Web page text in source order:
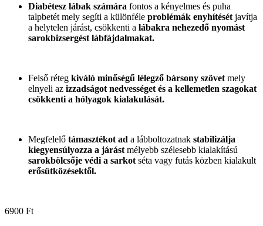
Diabétesz lábak számára fontos a kényelmes és puha
talpbetét mely segíti a különféle problémák enyhítését javítja
a helytelen járást, csökkenti a lábakra nehezedő nyomást
sarokbizsergést lábfájdalmakat.
Felső réteg kiváló minőségű lélegző bársony szövet mely
elnyeli az izzadságot nedvességet és a kellemetlen szagokat
csökkenti a hólyagok kialakulását.
Megfelelő támasztékot ad a lábboltozatnak stabilizálja
kiegyensúlyozza a járást mélyebb szélesebb kialakítású
sarokbölcsője védi a sarkot séta vagy futás közben kialakult
erősütközésektől.
6900 Ft